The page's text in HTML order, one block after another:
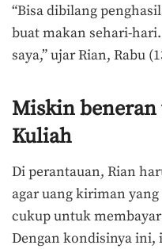
“Bisa dibilang
buat makan sehari-
saya,” ujar Rian, Rabu
Miskin beneran
Kuliah
Di perantauan, Rian
agar uang kiriman
cukup untuk
Dengan kondisinya ini,